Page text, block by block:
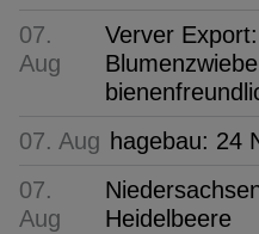
07.
Aug
Verver Export:
07. Aug hagebau: 24
07.
Aug
Heidelbeere